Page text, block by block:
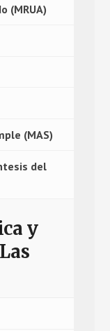
(MRUA)
(MAS)
del
y